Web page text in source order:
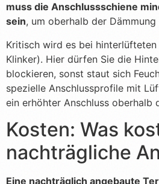
muss die Anschlussschiene
sein, um oberhalb der Dämmung
Kritisch wird es bei hinterlüfteten
Klinker). Hier dürfen Sie die
blockieren, sonst staut sich
spezielle Anschlussprofile mit
ein erhöhter Anschluss oberhalb
Kosten: Was
nachträgliche
Eine nachträglich angebaute